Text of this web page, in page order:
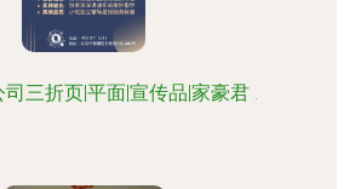
三折页|平面|宣传品|家豪君 .